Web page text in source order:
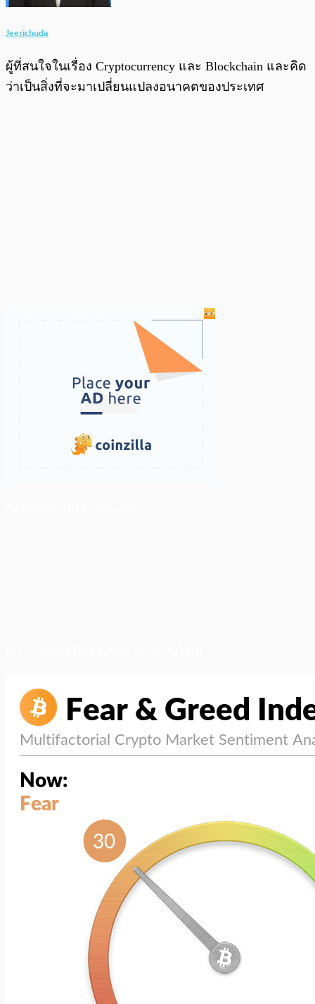
Jeerichuda
ผู้ที่สนใจในเรื่อง Cryptocurrency และ Blockchain และคิด
ว่าเป็นสิ่งที่จะมาเปลี่ยนแปลงอนาคตของประเทศ